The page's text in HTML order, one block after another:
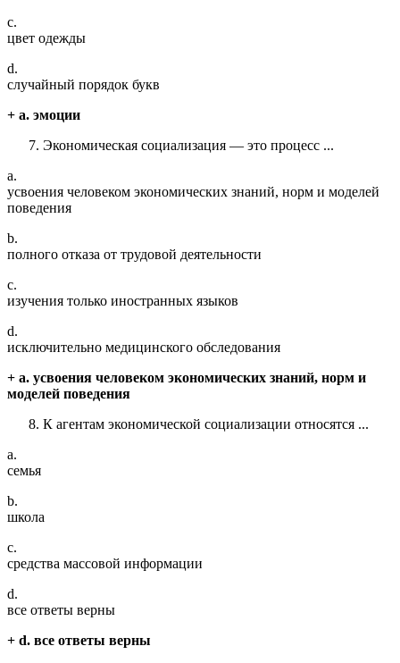
c.
цвет одежды
d.
случайный порядок букв
+ a. эмоции
Экономическая социализация — это процесс ...
a.
усвоения человеком экономических знаний, норм и моделей
поведения
b.
полного отказа от трудовой деятельности
c.
изучения только иностранных языков
d.
исключительно медицинского обследования
+ a. усвоения человеком экономических знаний, норм и
моделей поведения
К агентам экономической социализации относятся ...
a.
семья
b.
школа
c.
средства массовой информации
d.
все ответы верны
+ d. все ответы верны